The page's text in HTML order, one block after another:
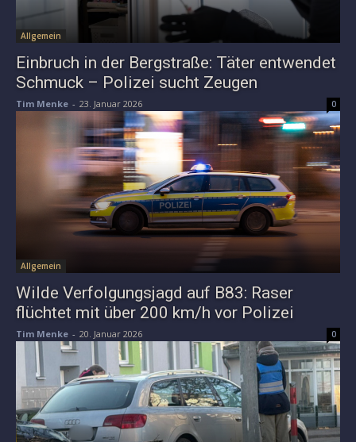
Allgemein
Einbruch in der Bergstraße: Täter entwendet
Schmuck – Polizei sucht Zeugen
Tim Menke - 23. Januar 2026 0
Allgemein
Wilde Verfolgungsjagd auf B83: Raser
flüchtet mit über 200 km/h vor Polizei
Tim Menke - 20. Januar 2026 0